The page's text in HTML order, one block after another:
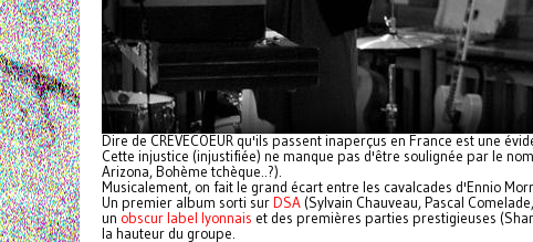
Dire de CRËVECOEUR qu'ils passent inaperçus en France est une
Cette injustice (injustifiée) ne manque pas d'être soulignée par le
Arizona, Bohème tchèque..?).
Musicalement, on fait le grand écart entre les cavalcades d'Ennio
Un premier album sorti surDSA (Sylvain Chauveau, Pascal
un obscur label lyonnais et des premières parties prestigieuses
la hauteur du groupe.